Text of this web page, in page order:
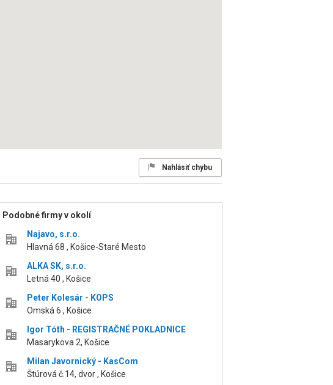
Nahlásiť chybu
Podobné firmy v okolí
Najavo, s.r.o.
Hlavná 68 , Košice-Staré Mesto
ALKA SK, s.r.o.
Letná 40 , Košice
Peter Kolesár - KOPS
Omská 6 , Košice
Igor Tóth - REGISTRAČNÉ POKLADNICE
Masarykova 2, Košice
Milan Javornický - KasCom
Štúrová č.14, dvor , Košice